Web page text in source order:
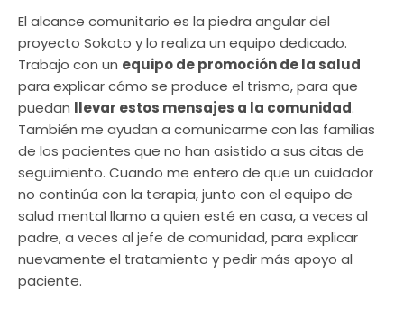
El alcance comunitario es la piedra angular del
proyecto Sokoto y lo realiza un equipo dedicado.
Trabajo con un equipo de promoción de la salud
para explicar cómo se produce el trismo, para que
puedan llevar estos mensajes a la comunidad.
También me ayudan a comunicarme con las familias
de los pacientes que no han asistido a sus citas de
seguimiento. Cuando me entero de que un cuidador
no continúa con la terapia, junto con el equipo de
salud mental llamo a quien esté en casa, a veces al
padre, a veces al jefe de comunidad, para explicar
nuevamente el tratamiento y pedir más apoyo al
paciente.